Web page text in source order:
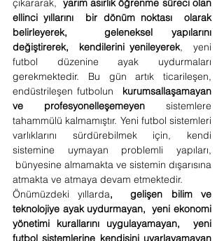
çıkararak, yarım asırlık öğrenme süreci olan
ellinci yıllarını
bir dönüm noktası  olarak
belirleyerek,
geleneksel yapılarını
değiştirerek,
kendilerini yenileyerek,
yeni
futbol düzenine ayak uydurmaları
gerekmektedir. Bu gün artık ticarileşen,
endüstrileşen futbolun kurumsallaşamayan
ve profesyonelleşemeyen sistemlere
tahammülü kalmamıştır. Yeni futbol sistemleri
varlıklarını sürdürebilmek için, kendi
bünyesine almamakta ve sistemin dışarısına
atmakta ve atmaya devam etmektedir.
Önümüzdeki yıllarda,
gelişen bilim ve
teknolojiye ayak uydurmayan,  yeni ekonomi
yönetimi kurallarını uygulayamayan,
yeni